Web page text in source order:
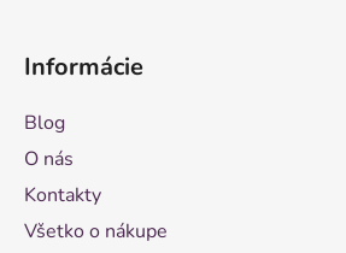
Informácie
Blog
O nás
Kontakty
Všetko o nákupe